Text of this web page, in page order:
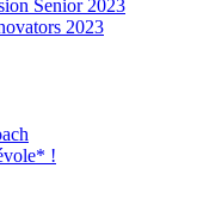
Senior 2023
2023
!